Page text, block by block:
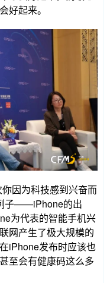
好起来。
因为科技感到兴奋而
子——iPhone的出
为代表的智能手机兴
网产生了极大规模的
iPhone发布时应该也
至会有健康码这么多